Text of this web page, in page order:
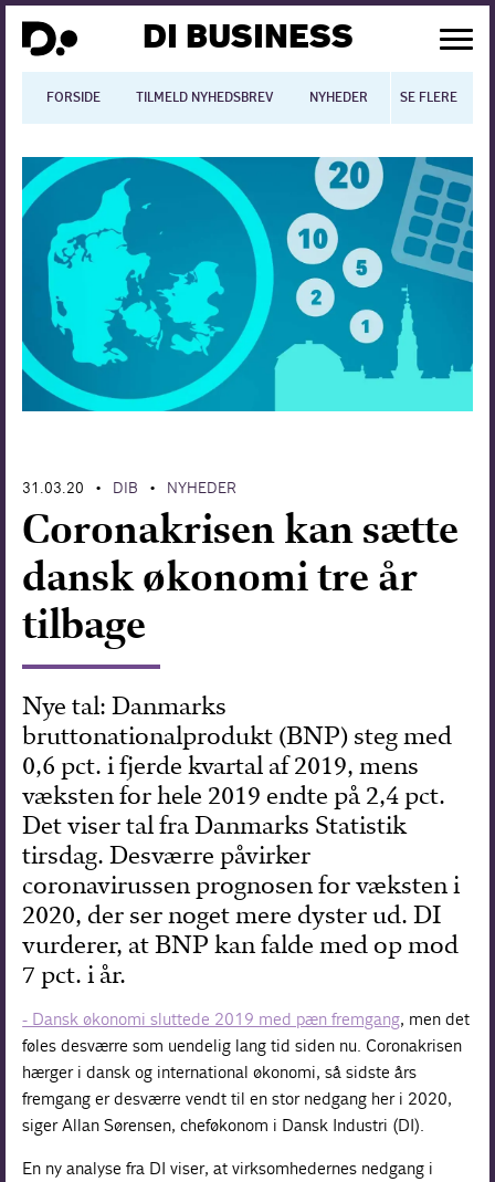
DI BUSINESS
FORSIDE TILMELD NYHEDSBREV NYHEDER BLOGS
SE FLERE
Dansk økonomi
Digitalisering
International økonomi
Arbejdsmiljø
Arbejdsmarkedet
Europapolitik
Forskning
31.03.20 • DIB • NYHEDER
Coronakrisen kan sætte
dansk økonomi tre år
tilbage
Nye tal: Danmarks
bruttonationalprodukt (BNP) steg med
0,6 pct. i fjerde kvartal af 2019, mens
væksten for hele 2019 endte på 2,4 pct.
Det viser tal fra Danmarks Statistik
tirsdag. Desværre påvirker
coronavirussen prognosen for væksten i
2020, der ser noget mere dyster ud. DI
vurderer, at BNP kan falde med op mod
7 pct. i år.
- Dansk økonomi sluttede 2019 med pæn fremgang, men det
føles desværre som uendelig lang tid siden nu. Coronakrisen
hærger i dansk og international økonomi, så sidste års
fremgang er desværre vendt til en stor nedgang her i 2020,
siger Allan Sørensen, cheføkonom i Dansk Industri (DI).
En ny analyse fra DI viser, at virksomhedernes nedgang i